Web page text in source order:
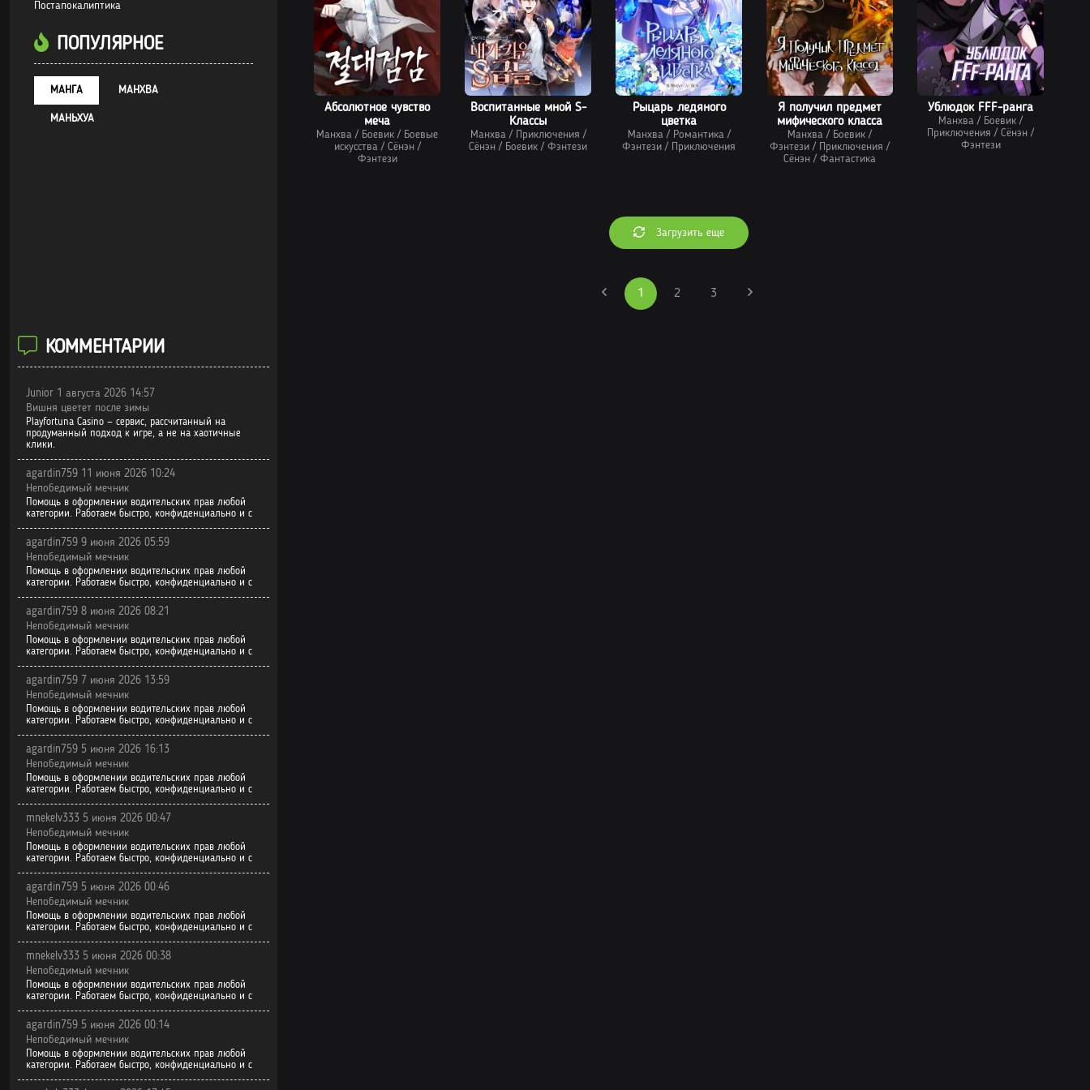
Абсолютное чувство
меча
Манхва / Боевик / Боевые
искусства/ Сёнэн /
Фэнтези
Воспитанные мной S-
Классы
Манхва/ Приключения /
Сёнэн / Боевик / Фэнтези
Рыцарь ледяного
цветка
Манхва/ Романтика/
Фэнтези / Приключения
Я получил предмет
мифического класса
Манхва / Боевик /
Фэнтези / Приключения /
Сёнэн / Фантастика
Ублюдок FFF-ранга
Манхва / Боевик /
Приключения / Сёнэн /
Фэнтези
Загрузить еще
1 2 3
Постапокалиптика
ПОПУЛЯРНОЕ
МАНГА МАНХВА
МАНЬХУА
КОММЕНТАРИИ
Junior 1 августа 2026 14:57
Вишня цветет после зимы
Playfortuna Casino — сервис, рассчитанный на
продуманный подход к игре, а не на хаотичные
клики.
agardin759 11 июня 2026 10:24
Непобедимый мечник
Помощь в оформлении водительских прав любой
категории. Работаем быстро, конфиденциально и с
agardin759 9 июня 2026 05:59
Непобедимый мечник
Помощь в оформлении водительских прав любой
категории. Работаем быстро, конфиденциально и с
agardin759 8 июня 2026 08:21
Непобедимый мечник
Помощь в оформлении водительских прав любой
категории. Работаем быстро, конфиденциально и с
agardin759 7 июня 2026 13:59
Непобедимый мечник
Помощь в оформлении водительских прав любой
категории. Работаем быстро, конфиденциально и с
agardin759 5 июня 2026 16:13
Непобедимый мечник
Помощь в оформлении водительских прав любой
категории. Работаем быстро, конфиденциально и с
mnekelv333 5 июня 2026 00:47
Непобедимый мечник
Помощь в оформлении водительских прав любой
категории. Работаем быстро, конфиденциально и с
agardin759 5 июня 2026 00:46
Непобедимый мечник
Помощь в оформлении водительских прав любой
категории. Работаем быстро, конфиденциально и с
mnekelv333 5 июня 2026 00:38
Непобедимый мечник
Помощь в оформлении водительских прав любой
категории. Работаем быстро, конфиденциально и с
agardin759 5 июня 2026 00:14
Непобедимый мечник
Помощь в оформлении водительских прав любой
категории. Работаем быстро, конфиденциально и с